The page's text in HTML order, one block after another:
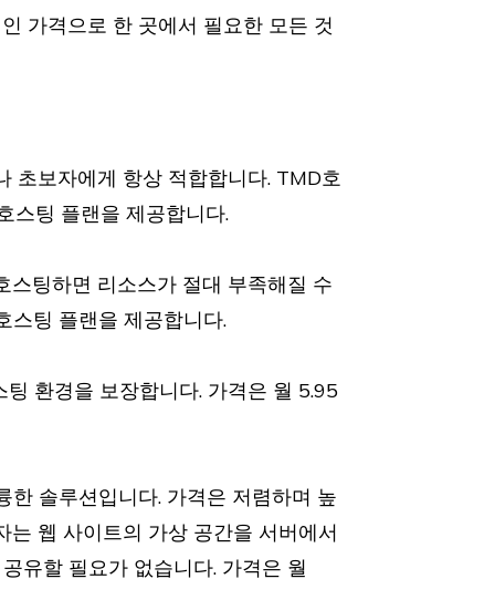
가격으로 한 곳에서 필요한 모든 것
초보자에게 항상 적합합니다. TMD호
스팅 플랜을 제공합니다.
스팅하면 리소스가 절대 부족해질 수
스팅 플랜을 제공합니다.
환경을 보장합니다. 가격은 월 5.95
한 솔루션입니다. 가격은 저렴하며 높
웹 사이트의 가상 공간을 서버에서
유할 필요가 없습니다. 가격은 월